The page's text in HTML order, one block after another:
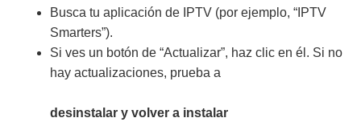
Busca tu aplicación de IPTV (por ejemplo, “IPTV
Smarters”).
Si ves un botón de “Actualizar”, haz clic en él. Si no
hay actualizaciones, prueba a
desinstalar y volver a instalar